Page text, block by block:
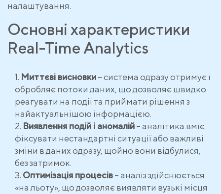
налаштування.
Основні характеристики
Real-Time Analytics
Миттєві висновки– система одразу отримує і
обробляє потоки даних, що дозволяє швидко
реагувати на події та приймати рішення з
найактуальнішою інформацією.
Виявлення подій і аномалій– аналітика вміє
фіксувати нестандартні ситуації або важливі
зміни в даних одразу, щойно вони відбулися,
без затримок.
Оптимізація процесів– аналіз здійснюється
«на льоту», що дозволяє виявляти вузькі місця